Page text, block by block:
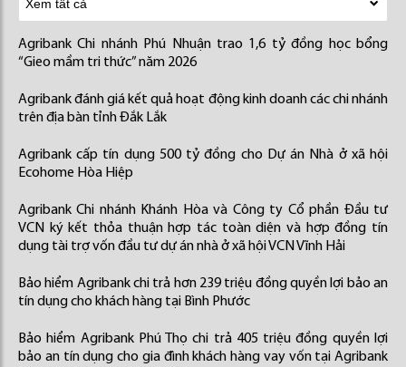
Agribank Chi nhánh Phú Nhuận trao 1,6 tỷ đồng học bổng
“Gieo mầm tri thức” năm 2026
Agribank đánh giá kết quả hoạt động kinh doanh các chi nhánh
trên địa bàn tỉnh Đắk Lắk
Agribank cấp tín dụng 500 tỷ đồng cho Dự án Nhà ở xã hội
Ecohome Hòa Hiệp
Agribank Chi nhánh Khánh Hòa và Công ty Cổ phần Đầu tư
VCN ký kết thỏa thuận hợp tác toàn diện và hợp đồng tín
dụng tài trợ vốn đầu tư dự án nhà ở xã hội VCN Vĩnh Hải
Bảo hiểm Agribank chi trả hơn 239 triệu đồng quyền lợi bảo an
tín dụng cho khách hàng tại Bình Phước
Bảo hiểm Agribank Phú Thọ chi trả 405 triệu đồng quyền lợi
bảo an tín dụng cho gia đình khách hàng vay vốn tại Agribank